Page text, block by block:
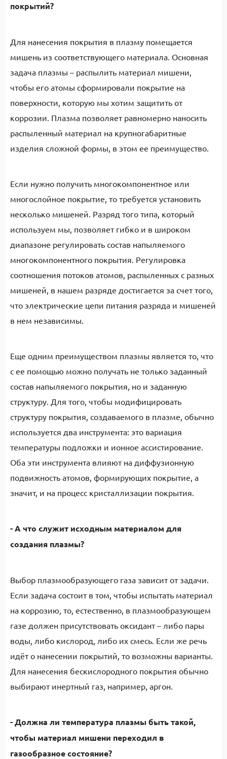
покрытий?
Для нанесения покрытия в плазму помещается
мишень из соответствующего материала. Основная
задача плазмы – распылить материал мишени,
чтобы его атомы сформировали покрытие на
поверхности, которую мы хотим защитить от
коррозии. Плазма позволяет равномерно наносить
распыленный материал на крупногабаритные
изделия сложной формы, в этом ее преимущество.
Если нужно получить многокомпонентное или
многослойное покрытие, то требуется установить
несколько мишеней. Разряд того типа, который
используем мы, позволяет гибко и в широком
диапазоне регулировать состав напыляемого
многокомпонентного покрытия. Регулировка
соотношения потоков атомов, распыленных с разных
мишеней, в нашем разряде достигается за счет того,
что электрические цепи питания разряда и мишеней
в нем независимы.
Еще одним преимуществом плазмы является то, что
с ее помощью можно получать не только заданный
состав напыляемого покрытия, но и заданную
структуру. Для того, чтобы модифицировать
структуру покрытия, создаваемого в плазме, обычно
используется два инструмента: это вариация
температуры подложки и ионное ассистирование.
Оба эти инструмента влияют на диффузионную
подвижность атомов, формирующих покрытие, а
значит, и на процесс кристаллизации покрытия.
- А что служит исходным материалом для
создания плазмы?
Выбор плазмообразующего газа зависит от задачи.
Если задача состоит в том, чтобы испытать материал
на коррозию, то, естественно, в плазмообразующем
газе должен присутствовать оксидант – либо пары
воды, либо кислород, либо их смесь. Если же речь
идёт о нанесении покрытий, то возможны варианты.
Для нанесения бескислородного покрытия обычно
выбирают инертный газ, например, аргон.
- Должна ли температура плазмы быть такой,
чтобы материал мишени переходил в
газообразное состояние?